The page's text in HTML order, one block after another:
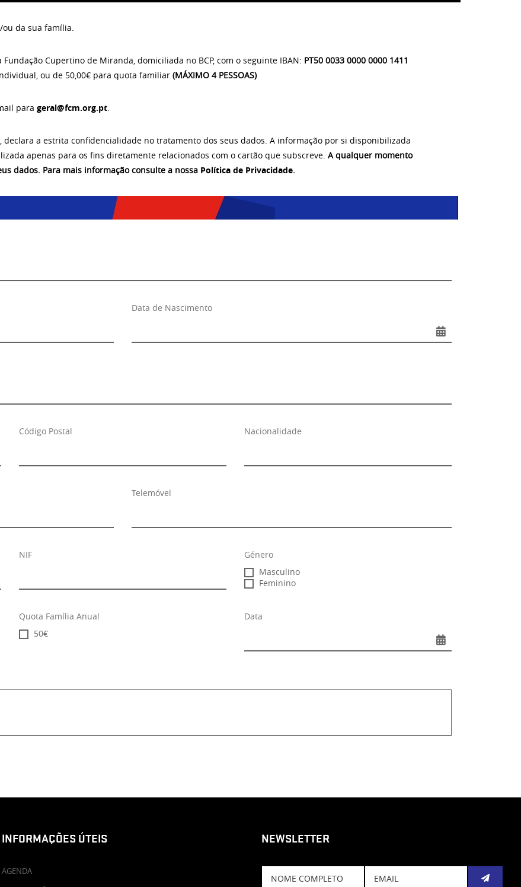
ou da sua família.
Cupertino de Miranda, domiciliada no BCP, com o seguinte IBAN: PT50 0033 0000 0000 1411
, ou de 50,00€ para quota familiar (MÁXIMO 4 PESSOAS)
para geral@fcm.org.pt.
declara a estrita confidencialidade no tratamento dos seus dados. A informação por si disponibilizada
apenas para os fins diretamente relacionados com o cartão que subscreve. A qualquer momento
dados. Para mais informação consulte a nossa Política de Privacidade.
Data de Nascimento
Código Postal Nacionalidade
Telemóvel
NIF
Género
Masculino
Feminino
Quota Família Anual
50€
Data
INFORMAÇÕES ÚTEIS
AGENDA
NEWSLETTER